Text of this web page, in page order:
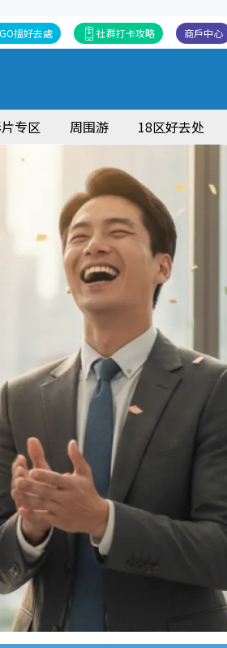
商戶中心
社群打卡攻略
搵好去處
专区 周围游 18区好去处